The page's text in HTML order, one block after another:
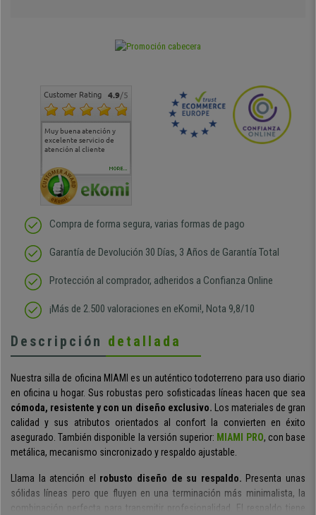
Customer Rating 4.9/5
Muy buena atención y
excelente servicio de
atención al cliente
Muy buena atención de
cara al asesoramiento
Si estoy contento
MORE...
Compra de forma segura, varias formas de pago
Garantía de Devolución 30 Días, 3 Años de Garantía Total
Protección al comprador, adheridos a Confianza Online
¡Más de 2.500 valoraciones en eKomi!, Nota 9,8/10
Descripción detallada
Nuestra silla de oficina MIAMI es un auténtico todoterreno para uso diario
en oficina u hogar. Sus robustas pero sofisticadas líneas hacen que sea
cómoda, resistente y con un diseño exclusivo. Los materiales de gran
calidad y sus atributos orientados al confort la convierten en éxito
asegurado. También disponible la versión superior: MIAMI PRO, con base
metálica, mecanismo sincronizado y respaldo ajustable.
Llama la atención el robusto diseño de su respaldo. Presenta unas
sólidas líneas pero que fluyen en una terminación más minimalista, la
combinación perfecta para transmitir profesionalidad. El respaldo tiene